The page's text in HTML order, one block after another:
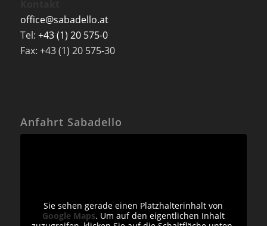
office@sabadello.at
Tel: +43 (1) 20 575-0
Fax: +43 (1) 20 575-30
Anfahrt Sabadello
Sie sehen gerade einen Platzhalterinhalt von
Google Maps. Um auf den eigentlichen Inhalt